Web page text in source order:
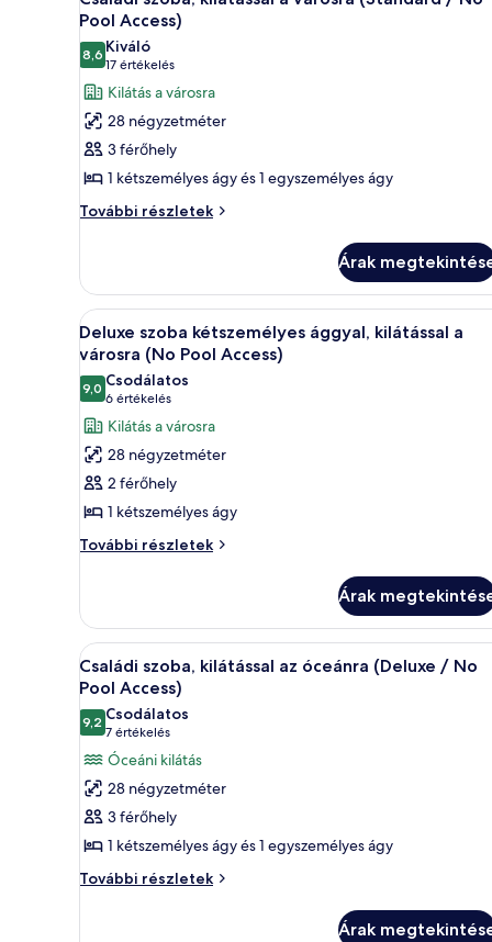
Pool
Access)
(No
Access)
további
részletei
következő
szoba
összes
képének
megtekintése:
Családi
szoba,
kilátással
a
/
No
Pool
Access)
Pool Access)
8,610-ből 8,6
Kiváló
17 értékelés
(17
értékelés)
Kilátás a városra
28 négyzetméter
3 férőhely
1 kétszemélyes ágy és 1 egyszemélyes ágy
További részletek
Családi
városra
(Standard
/
No
Access)
további
részletei
Árak
A
következő
szoba
összes
képének
megtekintése:
Deluxe
szoba
kétszemélyes
ággyal,
városra
(No
Pool
Access)
Egy modern, üvegborítású
8
Deluxe szoba kétszemélyes ággyal, kilátással a
városra (No Pool Access)
9,010-ből 9,0
Csodálatos
6 értékelés
(6
értékelés)
Kilátás a városra
28 négyzetméter
2 férőhely
1 kétszemélyes ágy
További részletek
Deluxe
kilátással
városra
(No
Access)
további
részletei
Árak
A
következő
szoba
összes
képének
megtekintése:
Családi
szoba,
kilátással
az
Egy modern nappali,
5
Családi szoba, kilátással az óceánra (Deluxe / No
Pool Access)
9,210-ből 9,2
Csodálatos
7 értékelés
(7
értékelés)
Óceáni kilátás
28 négyzetméter
3 férőhely
1 kétszemélyes ágy és 1 egyszemélyes ágy
További részletek
Családi
Árak